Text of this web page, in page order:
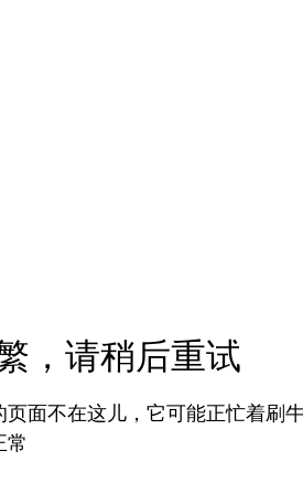
，请稍后重试
页面不在这儿，它可能正忙着刷
常